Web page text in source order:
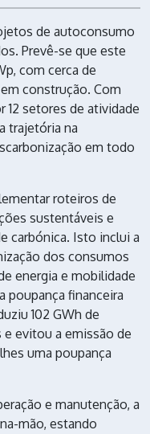
de autoconsumo
Prevê-se que este
com cerca de
construção. Com
setores de atividade
trajetória na
em todo
roteiros de
sustentáveis e
carbónica. Isto inclui a
dos consumos
energia e mobilidade
poupança financeira
102 GWh de
e evitou a emissão de
uma poupança
e manutenção, a
mão, estando